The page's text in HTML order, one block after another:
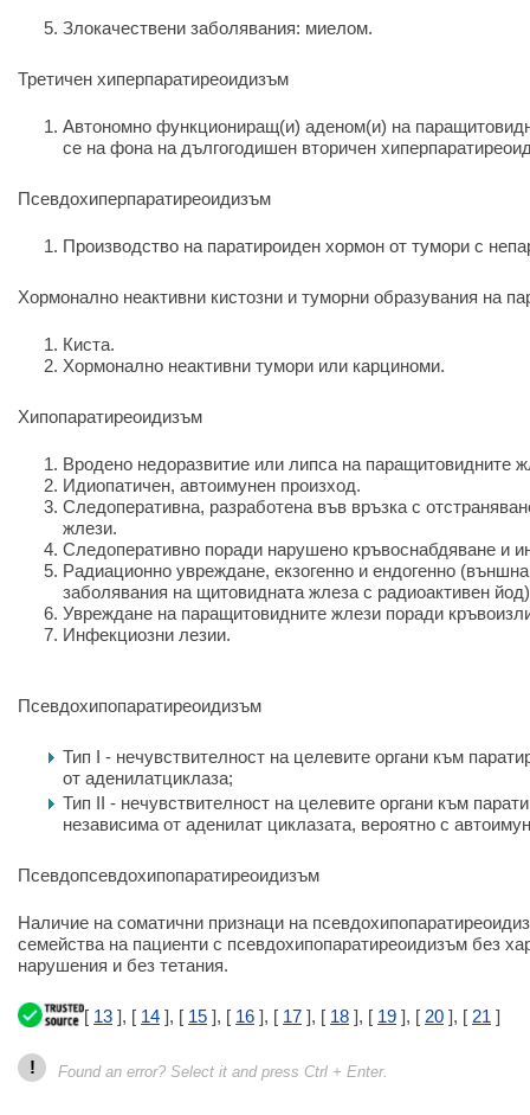
Злокачествени заболявания: миелом.
Третичен хиперпаратиреоидизъм
Автономно функциониращ(и) аденом(и) на
се на фона на дългогодишен вторичен
Псевдохиперпаратиреоидизъм
Производство на паратироиден хормон от тумори с
Хормонално неактивни кистозни и туморни образувания на
Киста.
Хормонално неактивни тумори или карциноми.
Хипопаратиреоидизъм
Вродено недоразвитие или липса на паращитовидните
Идиопатичен, автоимунен произход.
Следоперативна, разработена във връзка с
жлези.
Следоперативно поради нарушено кръвоснабдяване и
Радиационно увреждане, екзогенно и ендогенно
заболявания на щитовидната жлеза с радиоактивен
Увреждане на паращитовидните жлези поради
Инфекциозни лезии.
Псевдохипопаратиреоидизъм
Тип I - нечувствителност на целевите органи към
от аденилатциклаза;
Тип II - нечувствителност на целевите органи към
независима от аденилат циклазата, вероятно с
Псевдопсевдохипопаратиреоидизъм
Наличие на соматични признаци на
семейства на пациенти с псевдохипопаратиреоидизъм без
нарушения и без тетания.
[ 13 ], [ 14 ], [ 15 ], [ 16 ], [ 17 ], [ 18 ], [ 19 ], [ 20 ], [ 21 ]
! Found an error? Select it and press Ctrl + Enter.